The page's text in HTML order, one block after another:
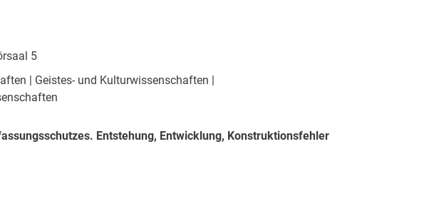
5
| Geistes- und Kulturwissenschaften |
Entstehung, Entwicklung, Konstruktionsfehler